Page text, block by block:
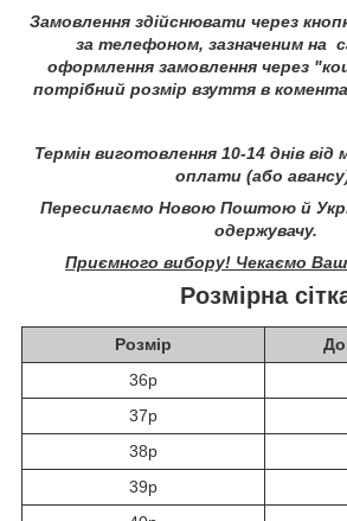
Замовлення здійснювати через
за телефоном, зазначеним на
оформлення замовлення через
потрібний розмір взуття в
Термін виготовлення 10-14 днів
оплати (або
Пересилаємо Новою Поштою й
одержувачу.
Приємного вибору! Чекаємо
Розмірна
Розмір
36р
37р
38р
39р